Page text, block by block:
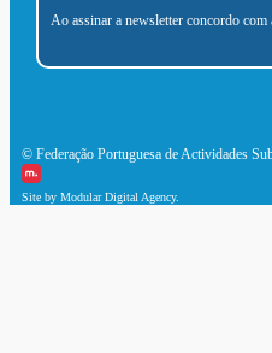
Ao assinar a newsletter concordo com
© Federação Portuguesa de Actividades
Site by Modular Digital Agency.